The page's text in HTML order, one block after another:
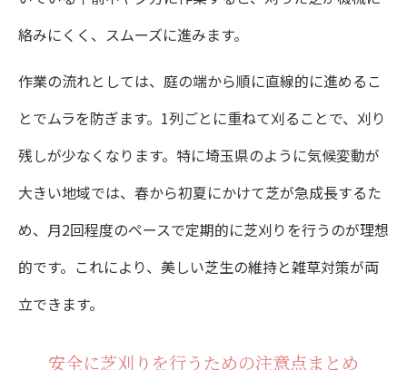
絡みにくく、スムーズに進みます。
作業の流れとしては、庭の端から順に直線的に進めるこ
とでムラを防ぎます。1列ごとに重ねて刈ることで、刈り
残しが少なくなります。特に埼玉県のように気候変動が
大きい地域では、春から初夏にかけて芝が急成長するた
め、月2回程度のペースで定期的に芝刈りを行うのが理想
的です。これにより、美しい芝生の維持と雑草対策が両
立できます。
安全に芝刈りを行うための注意点まとめ